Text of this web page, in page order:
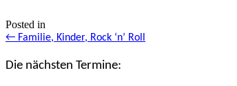
Posted in
Posts
navigation
← Familie, Kinder, Rock ‘n’ Roll
Die nächsten Termine: